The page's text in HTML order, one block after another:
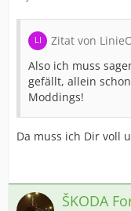
Zitat von
Also ich muss
gefällt, allein
Moddings!
Da muss ich Dir voll
ŠKODA